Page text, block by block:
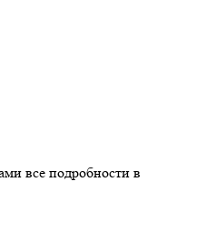
все подробности в